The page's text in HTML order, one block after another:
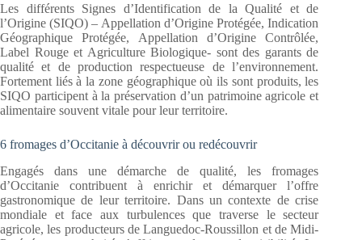
Les différents Signes d’Identification de la Qualité et de
l’Origine (SIQO) – Appellation d’Origine Protégée, Indication
Géographique Protégée, Appellation d’Origine Contrôlée,
Label Rouge et Agriculture Biologique- sont des garants de
qualité et de production respectueuse de l’environnement.
Fortement liés à la zone géographique où ils sont produits, les
SIQO participent à la préservation d’un patrimoine agricole et
alimentaire souvent vitale pour leur territoire.
6 fromages d’Occitanie à découvrir ou redécouvrir
Engagés dans une démarche de qualité, les fromages
d’Occitanie contribuent à enrichir et démarquer l’offre
gastronomique de leur territoire. Dans un contexte de crise
mondiale et face aux turbulences que traverse le secteur
agricole, les producteurs de Languedoc-Roussillon et de Midi-